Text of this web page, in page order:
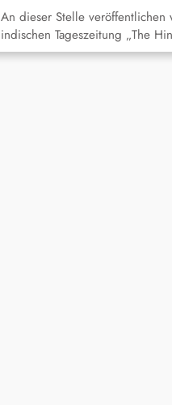
An dieser Stelle
indischen Tageszeitung „The